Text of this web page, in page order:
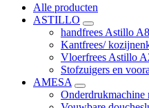
Alle producten
ASTILLO
handfrees Astillo
Kantfrees/
Vloerfrees Astillo
Stofzuigers en
AMESA
Onderdrukmachine